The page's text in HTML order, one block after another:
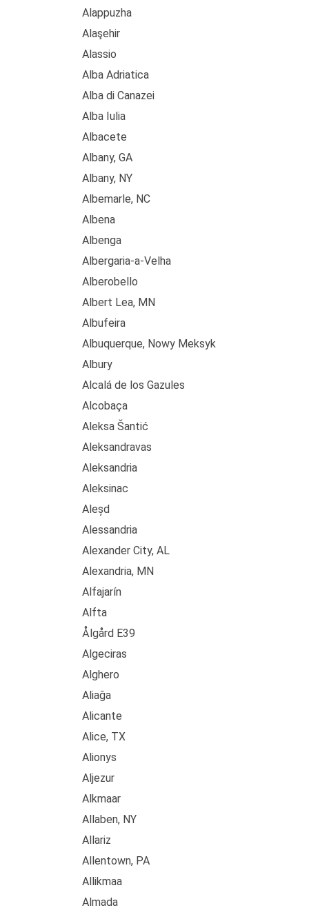
Alappuzha
Alaşehir
Alassio
Alba Adriatica
Alba di Canazei
Alba Iulia
Albacete
Albany, GA
Albany, NY
Albemarle, NC
Albena
Albenga
Albergaria-a-Velha
Alberobello
Albert Lea, MN
Albufeira
Albuquerque, Nowy Meksyk
Albury
Alcalá de los Gazules
Alcobaça
Aleksa Šantić
Aleksandravas
Aleksandria
Aleksinac
Aleșd
Alessandria
Alexander City, AL
Alexandria, MN
Alfajarín
Alfta
Ålgård E39
Algeciras
Alghero
Aliağa
Alicante
Alice, TX
Alionys
Aljezur
Alkmaar
Allaben, NY
Allariz
Allentown, PA
Allikmaa
Almada